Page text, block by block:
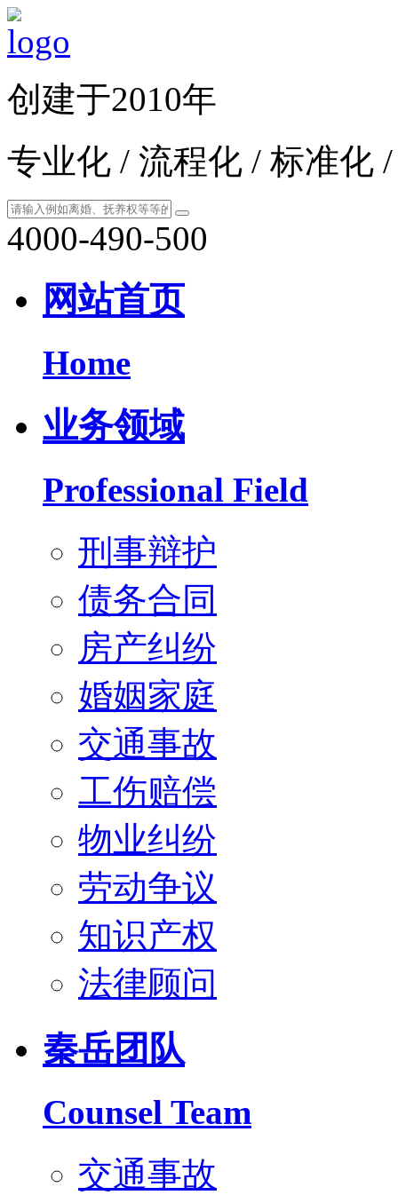
创建于2010年
专业化 / 流程化 / 标准化
4000-490-500
网站首页
Home
业务领域
Professional Field
刑事辩护
债务合同
房产纠纷
婚姻家庭
交通事故
工伤赔偿
物业纠纷
劳动争议
知识产权
法律顾问
秦岳团队
Counsel Team
交通事故